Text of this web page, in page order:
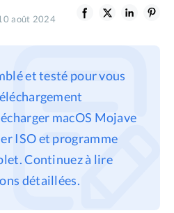
août 2024
et testé pour vous
macOS Mojave
ISO et programme
Continuez à lire
détaillées.